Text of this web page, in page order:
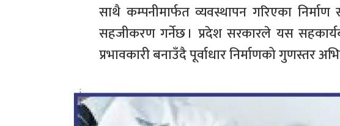
साथै कम्पनीमार्फत व्यवस्थापन गरिएका
सहजीकरण गर्नेछ । प्रदेश सरकारले यस
प्रभावकारी बनाउँदै पूर्वाधार निर्माणको गुणस्तर